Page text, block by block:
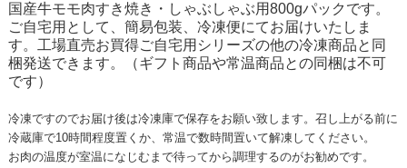
国産牛モモ肉すき焼き・しゃぶしゃぶ用800gパックです。
ご自宅用として、簡易包装、冷凍便にてお届けいたしま
す。工場直売お買得ご自宅用シリーズの他の冷凍商品と同
梱発送できます。（ギフト商品や常温商品との同梱は不可
です）
冷凍ですのでお届け後は冷凍庫で保存をお願い致します。召し上がる前に
冷蔵庫で10時間程度置くか、常温で数時間置いて解凍してください。
お肉の温度が室温になじむまで待ってから調理するのがお勧めです。